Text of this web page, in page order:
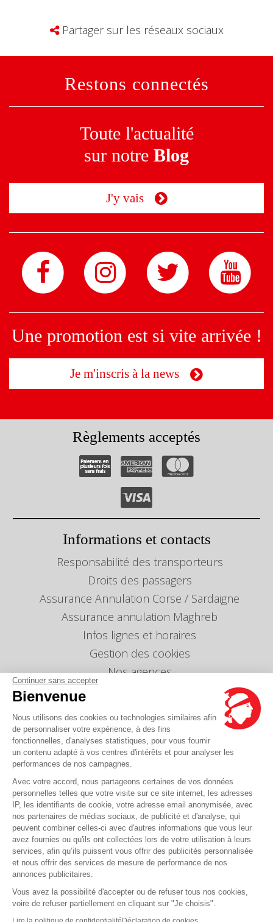
Continuer sans accepter
Bienvenue
Nous utilisons des cookies ou technologies similaires afin
de personnaliser votre expérience, à des fins
fonctionnelles, d'analyses statistiques, pour vous fournir
un contenu adapté à vos centres d'intérêts et pour analyser les
performances de nos campagnes.
Avec votre accord, nous partageons certaines de vos données
personnelles telles que votre visite sur ce site internet, les adresses
IP, les identifiants de cookie, votre adresse email anonymisée, avec
nos partenaires de médias sociaux, de publicité et d'analyse, qui
peuvent combiner celles-ci avec d'autres informations que vous leur
avez fournies ou qu'ils ont collectées lors de votre utilisation à leurs
services, afin qu’ils puissent vous offrir des publicités personnalisée
et nous offrir des services de mesure de performance de nos
annonces publicitaires.
Vous avez la possibilité d'accepter ou de refuser tous nos cookies,
voire de refuser partiellement en cliquant sur "Je choisis".
Partager sur les réseaux sociaux
Restons connectés
Toute l'actualité
sur notre Blog
J'y vais
Une promotion est si vite arrivée !
Je m'inscris à la news
Règlements acceptés
Informations et contacts
Responsabilité des transporteurs
Droits des passagers
Assurance Annulation Corse / Sardaigne
Assurance annulation Maghreb
Infos lignes et horaires
Gestion des cookies
Nos agences
Nous envoyer un message
Info Ventes et Modifications
Politique de protection des données
personnelles
Index égalité professionnelle Femmes-Hommes
Écarts de représentation femmes-hommes dans
les postes de direction
Vous avez une question ?
La FAQ c'est ici
© Corsica Linea - Siège social - 4 Bd Roi Jérôme, 20000 Ajaccio -